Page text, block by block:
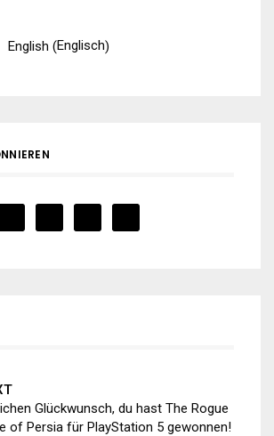
English (Englisch)
Glückwunsch, du hast The Rogue
of Persia für PlayStation 5 gewonnen!